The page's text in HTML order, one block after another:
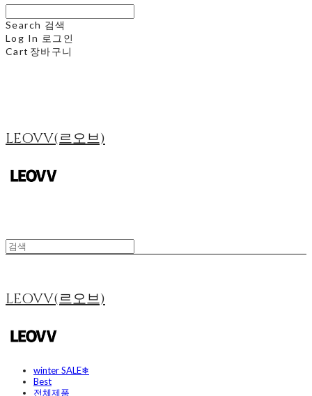
Search 검색
Log In 로그인
Cart 장바구니
LEOVV(르오브)
LEOVV(르오브)
winter SALE❄
Best
전체제품